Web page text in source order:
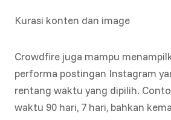
Kurasi konten dan image
Crowdfire juga mampu
performa postingan Instagram
rentang waktu yang dipilih.
waktu 90 hari, 7 hari, bahkan